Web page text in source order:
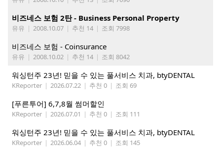
비즈네스 보험 2탄 - Business Personal Property
유유 | 2008.10.07 | 추천 14 | 조회 7998
비즈네스 보험 - Coinsurance
유유 | 2008.10.02 | 추천 14 | 조회 8042
워싱턴주 23년! 믿을 수 있는 풀서비스 치과, btyDENTAL
KReporter | 2026.07.22 | 추천 0 | 조회 69
[푸른투어] 6,7,8월 썸머할인
KReporter | 2026.07.01 | 추천 0 | 조회 111
워싱턴주 23년! 믿을 수 있는 풀서비스 치과, btyDENTAL
KReporter | 2026.06.04 | 추천 0 | 조회 145